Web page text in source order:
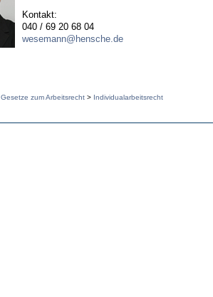
Kontakt:
040 / 69 20 68 04
wesemann@hensche.de
Gesetze zum Arbeitsrecht > Individualarbeitsrecht